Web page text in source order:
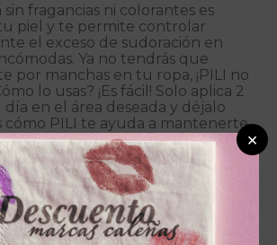
fragancias ni colorantes es
piel y te permite controlar
el exceso de sudoración en
Ya no tendrás que
por manchas en tu ropa, ¡PILI no
lo usas? ¡Es fácil! Solo aplica 2
día en el área deseada y déjalo
cómo PILI te ayuda a mantenerte
todo el día.
×